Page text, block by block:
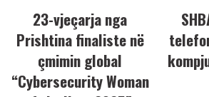
23-vjeçarja nga
Prishtina finaliste në
çmimin global
“Cybersecurity Woman